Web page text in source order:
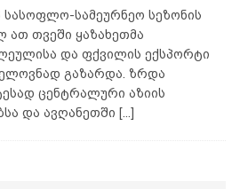
სასოფლო-სამეურნეო სეზონის
ათ თვეში ყაზახეთმა
და ფქვილის ექსპორტი
გაზარდა. ზრდა
ცენტრალური აზიის
და ავღანეთში [...]